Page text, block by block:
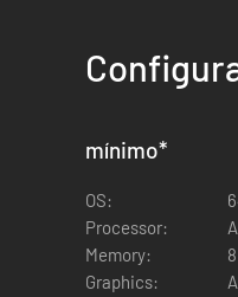
mínimo*
OS:
Processor:
Memory:
Graphics: